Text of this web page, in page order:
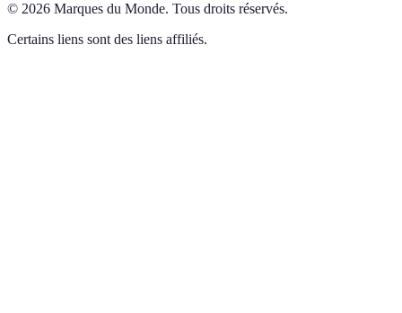
© 2026 Marques du Monde. Tous droits réservés.
Certains liens sont des liens affiliés.